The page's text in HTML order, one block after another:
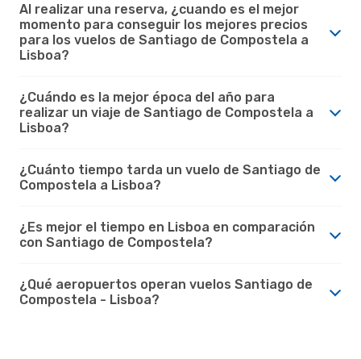
Al realizar una reserva, ¿cuando es el mejor
momento para conseguir los mejores precios
para los vuelos de Santiago de Compostela a
Lisboa?
¿Cuándo es la mejor época del año para
realizar un viaje de Santiago de Compostela a
Lisboa?
¿Cuánto tiempo tarda un vuelo de Santiago de
Compostela a Lisboa?
¿Es mejor el tiempo en Lisboa en comparación
con Santiago de Compostela?
¿Qué aeropuertos operan vuelos Santiago de
Compostela - Lisboa?